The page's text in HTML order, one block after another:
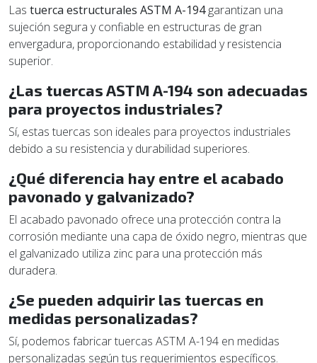
Las tuerca estructurales ASTM A-194garantizan una
sujeción segura y confiable en estructuras de gran
envergadura, proporcionando estabilidad y resistencia
superior.
¿Las tuercas ASTM A-194 son adecuadas
para proyectos industriales?
Sí, estas tuercas son ideales para proyectos industriales
debido a su resistencia y durabilidad superiores.
¿Qué diferencia hay entre el acabado
pavonado y galvanizado?
El acabado pavonado ofrece una protección contra la
corrosión mediante una capa de óxido negro, mientras que
el galvanizado utiliza zinc para una protección más
duradera.
¿Se pueden adquirir las tuercas en
medidas personalizadas?
Sí, podemos fabricar tuercas ASTM A-194 en medidas
personalizadas según tus requerimientos específicos.